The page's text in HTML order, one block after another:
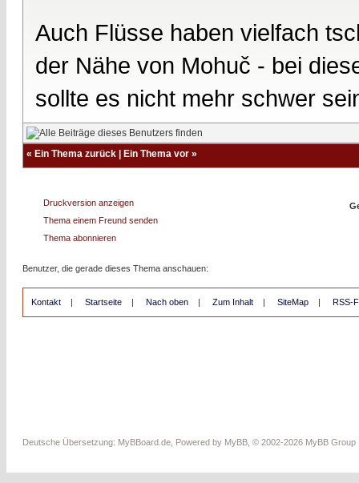
Auch Flüsse haben vielfach
der Nähe von Mohuč - bei
sollte es nicht mehr schwer
« Ein Thema zurück | Ein Thema vor »
Druckversion anzeigen
Thema einem Freund senden
Thema abonnieren
Benutzer, die gerade dieses Thema anschauen:
Kontakt | Startseite | Nach oben | Zum Inhalt | SiteMap | RSS-
Deutsche Übersetzung: MyBBoard.de , Powered by MyBB , © 2002-2026 MyBB Group